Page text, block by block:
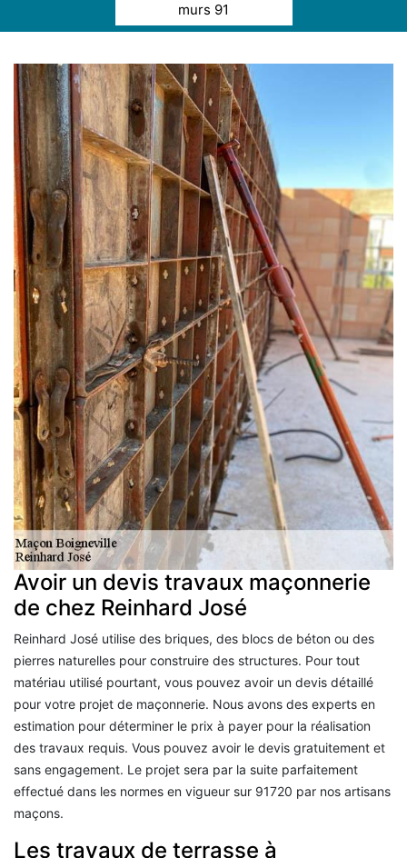
murs 91
Avoir un devis travaux maçonnerie
de chez Reinhard José
Reinhard José utilise des briques, des blocs de béton ou des
pierres naturelles pour construire des structures. Pour tout
matériau utilisé pourtant, vous pouvez avoir un devis détaillé
pour votre projet de maçonnerie. Nous avons des experts en
estimation pour déterminer le prix à payer pour la réalisation
des travaux requis. Vous pouvez avoir le devis gratuitement et
sans engagement. Le projet sera par la suite parfaitement
effectué dans les normes en vigueur sur 91720 par nos artisans
maçons.
Les travaux de terrasse à